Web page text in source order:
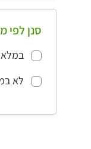
סנן לפי
לא